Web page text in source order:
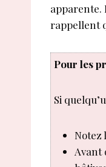
apparente.
rappellent
Pour les
Si
Notez
Avant